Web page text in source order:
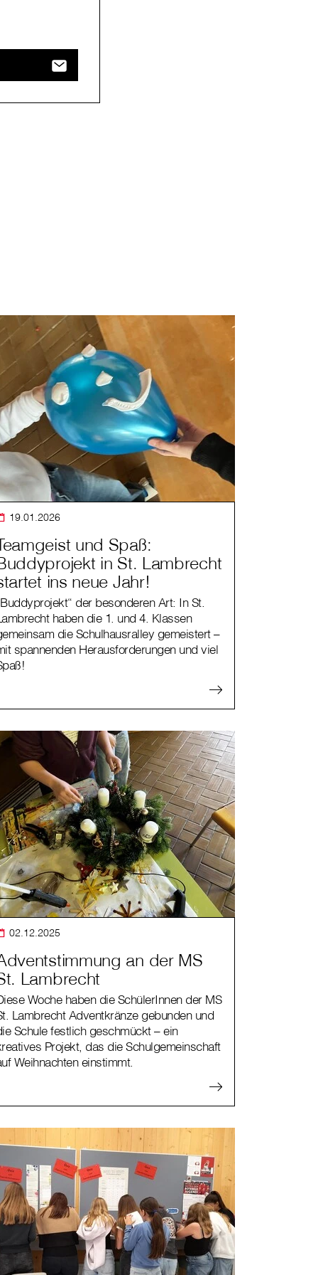
19.01.2026
und Spaß:
in St. Lambrecht
ins neue Jahr!
„Buddyprojekt“ der besonderen Art: In St.
haben die 1. und 4. Klassen
die Schulhausralley gemeistert –
spannenden Herausforderungen und viel
02.12.2025
an der MS
Lambrecht
Woche haben die SchülerInnen der MS
Lambrecht Adventkränze gebunden und
Schule festlich geschmückt – ein
Projekt, das die Schulgemeinschaft
Weihnachten einstimmt.